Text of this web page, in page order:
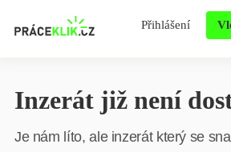
Přihlášení
Inzerát již není
Je nám líto, ale inzerát který se